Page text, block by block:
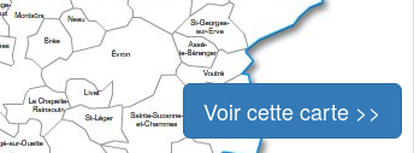
Voir cette carte >>